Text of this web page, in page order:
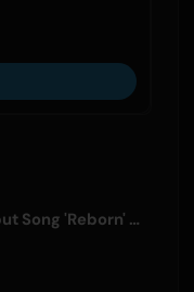
Girls Archives. Pre-Debut Song 'Reborn' is Theme for Netflix Film